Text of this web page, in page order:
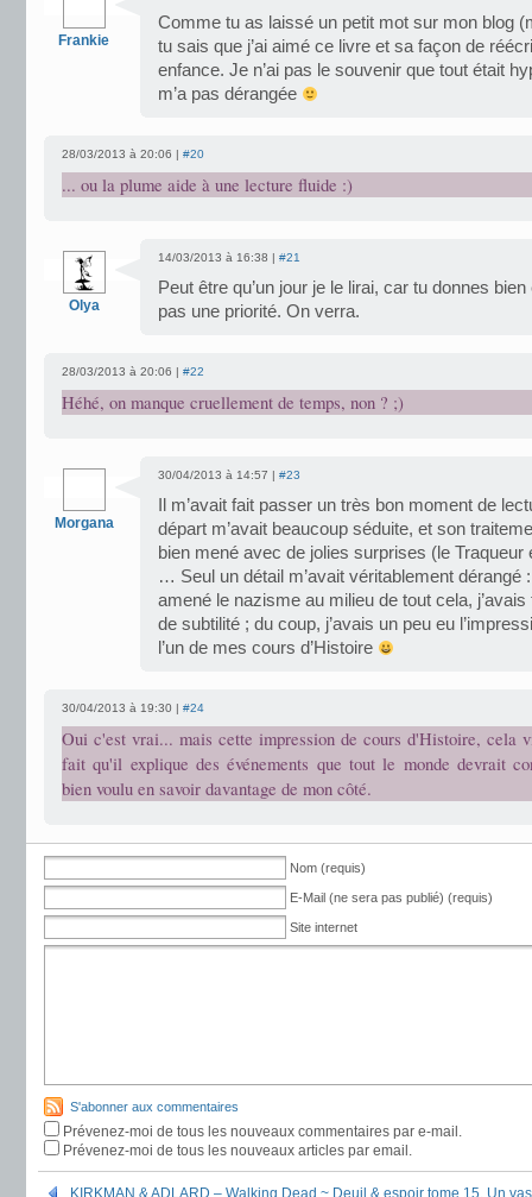
Frankie
Comme tu as laissé un petit mot sur mon blog
tu sais que j’ai aimé ce livre et sa façon de
enfance. Je n’ai pas le souvenir que tout était
m’a pas dérangée
28/03/2013 à 20:06 | #20
... ou la plume aide à une lecture fluide :)
Olya
14/03/2013 à 16:38 | #21
Peut être qu’un jour je le lirai, car tu donnes
pas une priorité. On verra.
28/03/2013 à 20:06 | #22
Héhé, on manque cruellement de temps, non ? ;)
Morgana
30/04/2013 à 14:57 | #23
Il m’avait fait passer un très bon moment de
départ m’avait beaucoup séduite, et son
bien mené avec de jolies surprises (le
… Seul un détail m’avait véritablement dérangé
amené le nazisme au milieu de tout cela,
de subtilité ; du coup, j’avais un peu eu
l’un de mes cours d’Histoire
30/04/2013 à 19:30 | #24
Oui c'est vrai... mais cette impression de cours d'Histoire, cela
fait qu'il explique des événements que tout le monde devrait
bien voulu en savoir davantage de mon côté.
Nom (requis)
E-Mail (ne sera pas publié) (requis)
Site internet
S'abonner aux commentaires
Prévenez-moi de tous les nouveaux commentaires par e-mail.
Prévenez-moi de tous les nouveaux articles par email.
KIRKMAN & ADLARD – Walking Dead ~ Deuil & espoir tome 15, Un